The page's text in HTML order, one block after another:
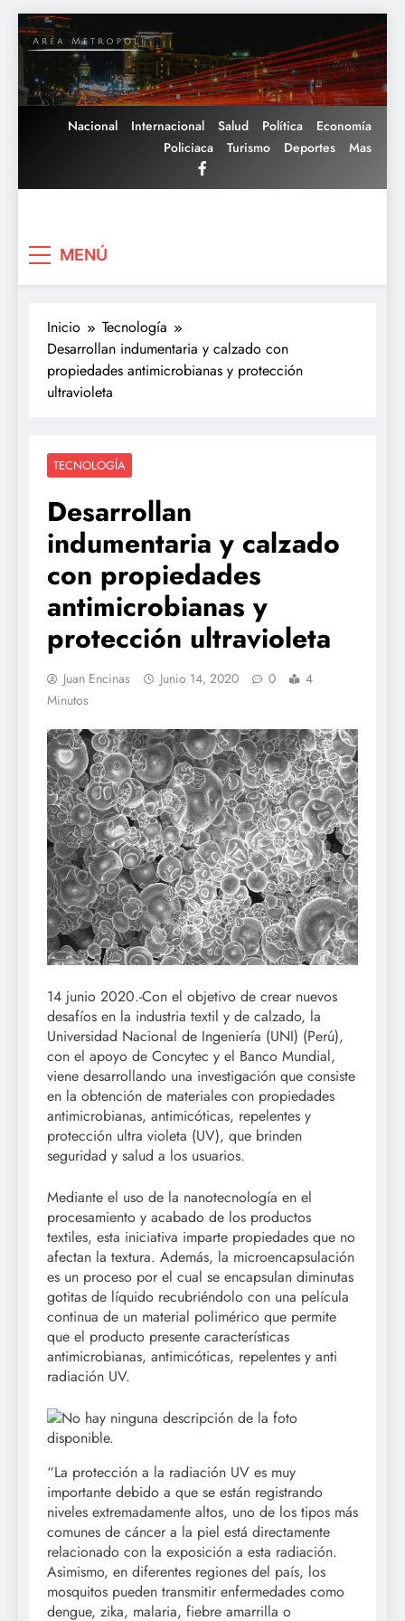
Saltar
al
contenido
Nacional Internacional Salud Política
Economía
Policiaca
Turismo Deportes Mas
MENÚ
Inicio
Tecnología
Desarrollan indumentaria y calzado con
propiedades antimicrobianas y protección
ultravioleta
TECNOLOGÍA
Desarrollan
indumentaria y calzado
con propiedades
antimicrobianas y
protección ultravioleta
Juan Encinas Junio 14, 2020 0
4
Minutos
14 junio 2020.-Con el objetivo de crear nuevos
desafíos en la industria textil y de calzado, la
Universidad Nacional de Ingeniería (UNI) (Perú),
con el apoyo de Concytec y el Banco Mundial,
viene desarrollando una investigación que consiste
en la obtención de materiales con propiedades
antimicrobianas, antimicóticas, repelentes y
protección ultra violeta (UV), que brinden
seguridad y salud a los usuarios.
Mediante el uso de la nanotecnología en el
procesamiento y acabado de los productos
textiles, esta iniciativa imparte propiedades que no
afectan la textura. Además, la microencapsulación
es un proceso por el cual se encapsulan diminutas
gotitas de líquido recubriéndolo con una película
continua de un material polimérico que permite
que el producto presente características
antimicrobianas, antimicóticas, repelentes y anti
radiación UV.
“La protección a la radiación UV es muy
importante debido a que se están registrando
niveles extremadamente altos, uno de los tipos más
comunes de cáncer a la piel está directamente
relacionado con la exposición a esta radiación.
Asimismo, en diferentes regiones del país, los
mosquitos pueden transmitir enfermedades como
dengue, zika, malaria, fiebre amarrilla o